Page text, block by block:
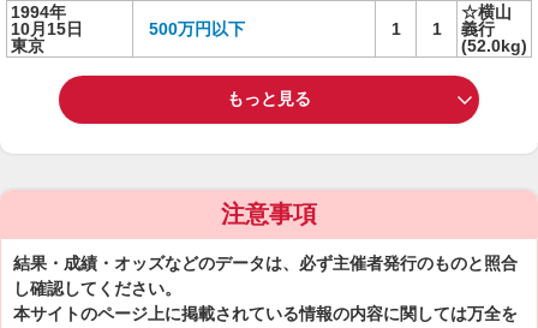
1994年
10月15日
東京
500万円以下 1 1
☆横山
義行
(52.0kg)
もっと見る
注意事項
結果・成績・オッズなどのデータは、必ず主催者発行のものと照合
し確認してください。
本サイトのページ上に掲載されている情報の内容に関しては万全を